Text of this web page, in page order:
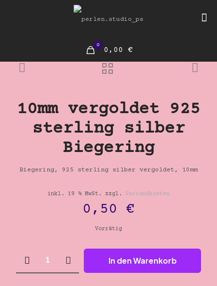
0
0,00 €
10mm vergoldet 925
sterling silber
Biegering
Biegering, 925 sterling silber vergoldet, 10mm
inkl. 19 % MwSt. zzgl. Versandkosten
0,50 €
Vorrätig
vergoldet
In den Warenkorb